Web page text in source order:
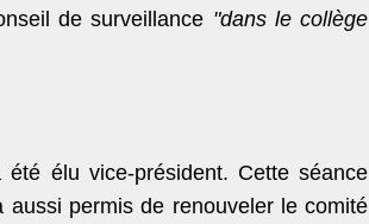
de surveillance "dans le collège
élu vice-président. Cette séance
aussi permis de renouveler le comité